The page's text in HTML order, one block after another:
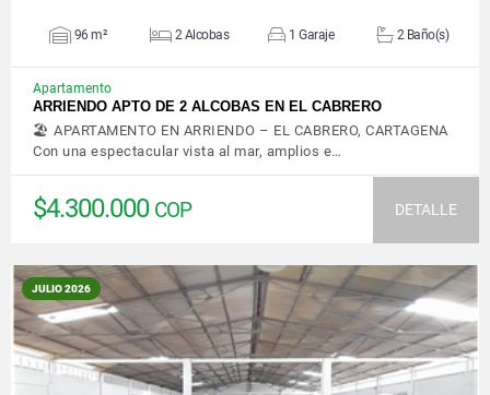
96 m² 2 Alcobas 1 Garaje 2 Baño(s)
Apartamento
ARRIENDO APTO DE 2 ALCOBAS EN EL CABRERO
🏖️ APARTAMENTO EN ARRIENDO – EL CABRERO, CARTAGENA
Con una espectacular vista al mar, amplios e…
$4.300.000 COP DETALLE
JULIO 2026